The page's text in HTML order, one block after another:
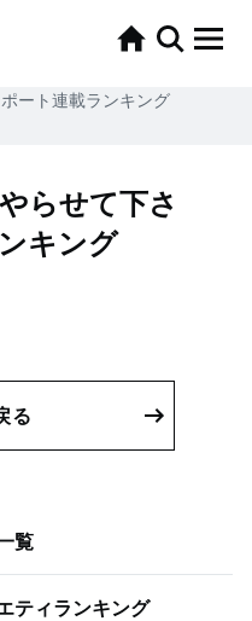
ート連載ランキング
らせて下さ
キング
る
覧
ティランキング